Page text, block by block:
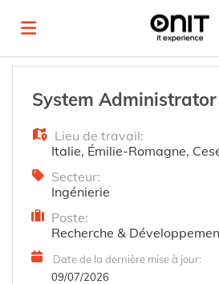
Emplois
Déposez
System Administrator
Lieu de travail:
Italie, Émilie-Romagne,
Secteur:
Ingénierie
Poste:
Recherche &
Date de la dernière mise à jour:
09/07/2026